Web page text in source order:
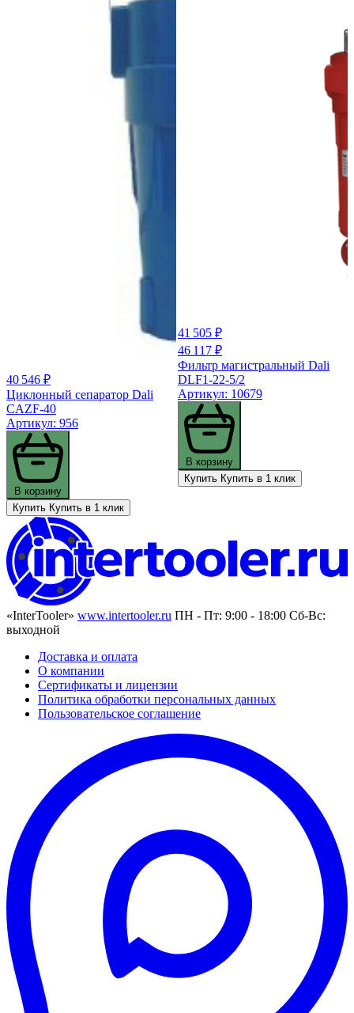
40 546 ₽
Циклонный сепаратор Dali
CAZF-40
Артикул: 956
В корзину
Купить Купить в 1 клик
41 505 ₽
46 117 ₽
Фильтр магистральный Dali
DLF1-22-5/2
Артикул: 10679
В корзину
Купить Купить в 1 клик
«InterTooler» www.intertooler.ru ПН - Пт: 9:00 - 18:00 Сб-Вс:
выходной
Доставка и оплата
О компании
Сертификаты и лицензии
Политика обработки персональных данных
Пользовательское соглашение